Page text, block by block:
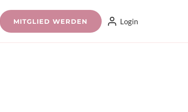
MITGLIED WERDEN Login